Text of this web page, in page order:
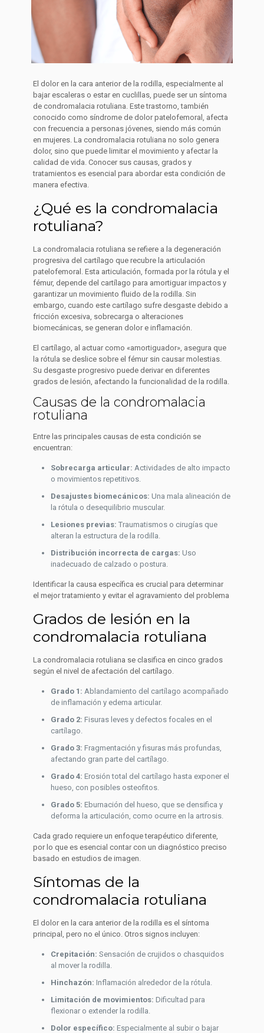
El dolor en la cara anterior de la rodilla, especialmente al
bajar escaleras o estar en cuclillas, puede ser un síntoma
de condromalacia rotuliana. Este trastorno, también
conocido como síndrome de dolor patelofemoral, afecta
con frecuencia a personas jóvenes, siendo más común
en mujeres. La condromalacia rotuliana no solo genera
dolor, sino que puede limitar el movimiento y afectar la
calidad de vida. Conocer sus causas, grados y
tratamientos es esencial para abordar esta condición de
manera efectiva.
¿Qué es la condromalacia
rotuliana?
La condromalacia rotuliana se refiere a la degeneración
progresiva del cartílago que recubre la articulación
patelofemoral. Esta articulación, formada por la rótula y el
fémur, depende del cartílago para amortiguar impactos y
garantizar un movimiento fluido de la rodilla. Sin
embargo, cuando este cartílago sufre desgaste debido a
fricción excesiva, sobrecarga o alteraciones
biomecánicas, se generan dolor e inflamación.
El cartílago, al actuar como «amortiguador», asegura que
la rótula se deslice sobre el fémur sin causar molestias.
Su desgaste progresivo puede derivar en diferentes
grados de lesión, afectando la funcionalidad de la rodilla.
Causas de la condromalacia
rotuliana
Entre las principales causas de esta condición se
encuentran:
Sobrecarga articular: Actividades de alto impacto
o movimientos repetitivos.
Desajustes biomecánicos: Una mala alineación de
la rótula o desequilibrio muscular.
Lesiones previas: Traumatismos o cirugías que
alteran la estructura de la rodilla.
Distribución incorrecta de cargas: Uso
inadecuado de calzado o postura.
Identificar la causa específica es crucial para determinar
el mejor tratamiento y evitar el agravamiento del problema
Grados de lesión en la
condromalacia rotuliana
La condromalacia rotuliana se clasifica en cinco grados
según el nivel de afectación del cartílago.
Grado 1: Ablandamiento del cartílago acompañado
de inflamación y edema articular.
Grado 2: Fisuras leves y defectos focales en el
cartílago.
Grado 3: Fragmentación y fisuras más profundas,
afectando gran parte del cartílago.
Grado 4: Erosión total del cartílago hasta exponer el
hueso, con posibles osteofitos.
Grado 5: Eburnación del hueso, que se densifica y
deforma la articulación, como ocurre en la artrosis.
Cada grado requiere un enfoque terapéutico diferente,
por lo que es esencial contar con un diagnóstico preciso
basado en estudios de imagen.
Síntomas de la
condromalacia rotuliana
El dolor en la cara anterior de la rodilla es el síntoma
principal, pero no el único. Otros signos incluyen:
Crepitación: Sensación de crujidos o chasquidos
al mover la rodilla.
Hinchazón: Inflamación alrededor de la rótula.
Limitación de movimientos: Dificultad para
flexionar o extender la rodilla.
Dolor específico: Especialmente al subir o bajar